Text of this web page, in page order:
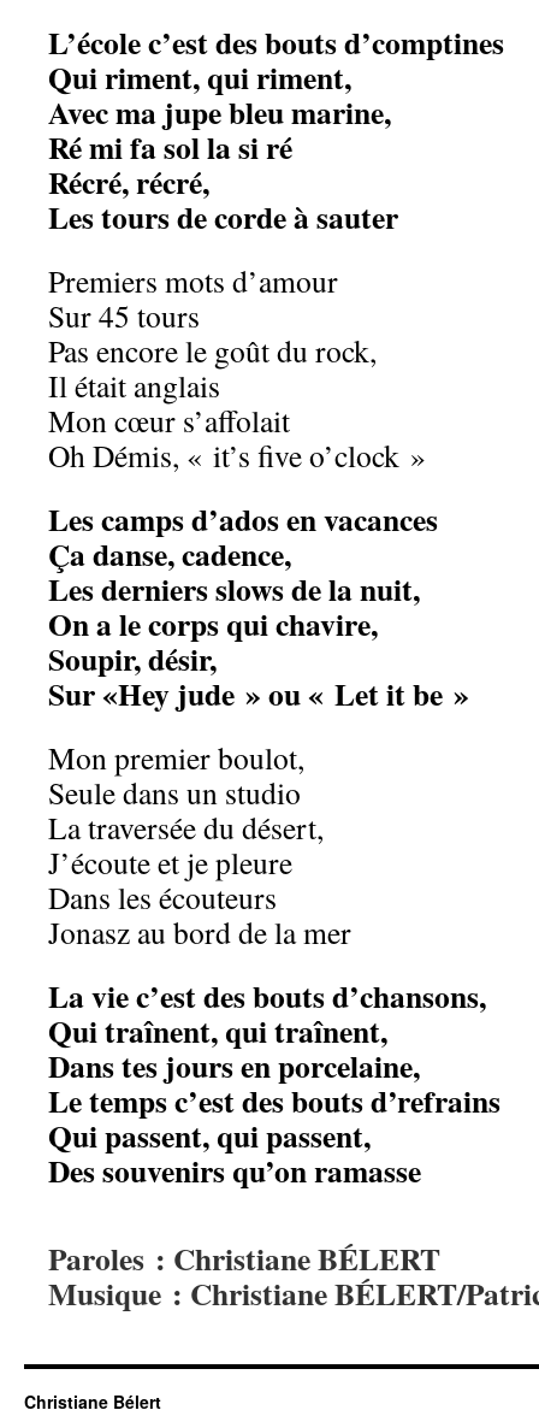
L’école c’est des bouts d’comptines
Qui riment, qui riment,
Avec ma jupe bleu marine,
Ré mi fa sol la si ré
Récré, récré,
Les tours de corde à sauter
Premiers mots d’amour
Sur 45 tours
Pas encore le goût du rock,
Il était anglais
Mon cœur s’affolait
Oh Démis, « it’s five o’clock »
Les camps d’ados en vacances
Ça danse, cadence,
Les derniers slows de la nuit,
On a le corps qui chavire,
Soupir, désir,
Sur «Hey jude » ou « Let it be »
Mon premier boulot,
Seule dans un studio
La traversée du désert,
J’écoute et je pleure
Dans les écouteurs
Jonasz au bord de la mer
La vie c’est des bouts d’chansons,
Qui traînent, qui traînent,
Dans tes jours en porcelaine,
Le temps c’est des bouts d’refrains
Qui passent, qui passent,
Des souvenirs qu’on ramasse
Paroles : Christiane BÉLERT
Musique : Christiane BÉLERT/
Christiane Bélert